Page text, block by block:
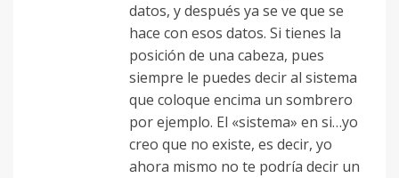
datos, y después ya se ve que se
hace con esos datos. Si tienes la
posición de una cabeza, pues
siempre le puedes decir al sistema
que coloque encima un sombrero
por ejemplo. El «sistema» en si…yo
creo que no existe, es decir, yo
ahora mismo no te podría decir un